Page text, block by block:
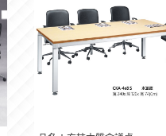
編號：CKA-4x8S水波紋